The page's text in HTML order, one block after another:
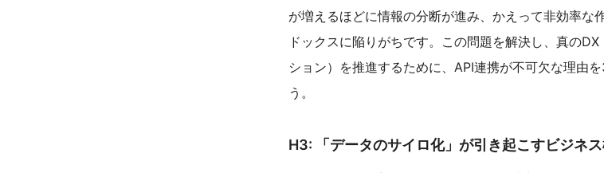
が増えるほどに情報の分断が進み、かえって非効率な
ドックスに陥りがちです。この問題を解決し、真の
ション）を推進するために、API連携が不可欠な理由
う。
H3: 「データのサイロ化」が引き起こすビジネ